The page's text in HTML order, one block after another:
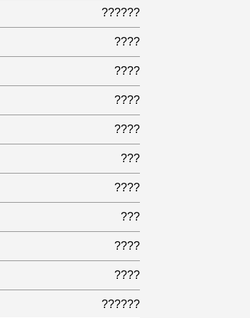
??????
????
????
????
????
???
????
???
????
????
??????